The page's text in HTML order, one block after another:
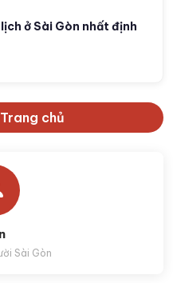
ở Sài Gòn nhất định
chủ
Sài Gòn